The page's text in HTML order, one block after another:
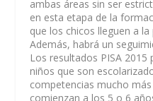
ambas áreas sin ser
en esta etapa de la
que los chicos lleguen a
Además, habrá un
Los resultados PISA
niños que son
competencias mucho
comienzan a los 5 o 6